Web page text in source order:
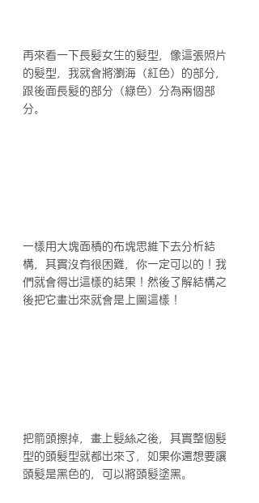
再來看一下長髮女生的髮型，像這張照片
的髮型，我就會將瀏海（紅色）的部分，
跟後面長髮的部分（綠色）分為兩個部
分。
一樣用大塊面積的布塊思維下去分析結
構，其實沒有很困難，你一定可以的！我
們就會得出這樣的結果！然後了解結構之
後把它畫出來就會是上圖這樣！
把箭頭擦掉，畫上髮絲之後，其實整個髮
型的頭髮型就都出來了，如果你還想要讓
頭髮是黑色的，可以將頭髮塗黑。